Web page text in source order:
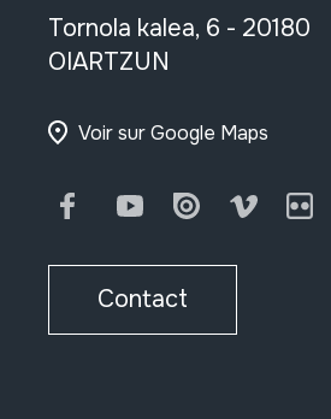
Tornola kalea, 6 - 20180
OIARTZUN
Voir sur Google Maps
FacebookYoutubeIssuu Vimeo
Contact